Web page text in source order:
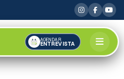
AGENDAR
ENTREVISTA